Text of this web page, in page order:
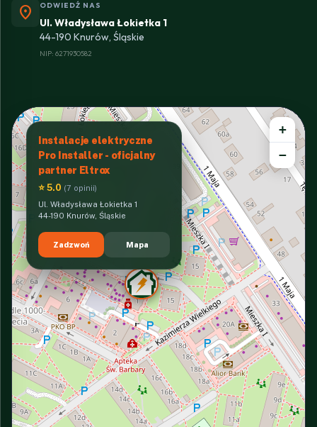
location_on ODWIEDŹ NAS
Ul. Władysława Łokietka 1
44-190 Knurów, Śląskie
NIP: 6271930582
Instalacje elektryczne
Pro Installer - oficjalny
partner Eltrox
⭐ 5.0 (7 opinii)
Ul. Władysława Łokietka 1
44-190 Knurów, Śląskie
Zadzwoń Mapa
+
−